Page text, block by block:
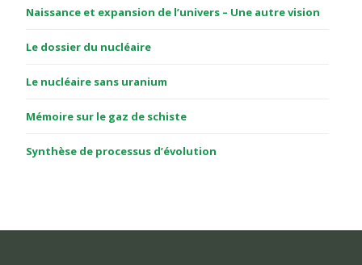
Naissance et expansion de l’univers – Une autre vision
Le dossier du nucléaire
Le nucléaire sans uranium
Mémoire sur le gaz de schiste
Synthèse de processus d’évolution